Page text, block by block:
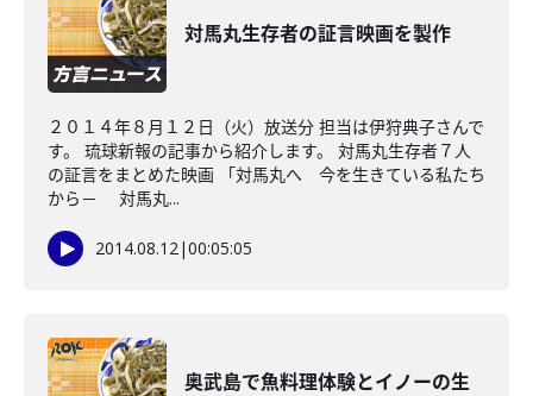
対馬丸生存者の証言映画を製作
２０１４年８月１２日（火）放送分 担当は伊狩典子さんで
す。 琉球新報の記事から紹介します。 対馬丸生存者７人
の証言をまとめた映画 「対馬丸へ 今を生きている私たち
から－ 対馬丸...
2014.08.12|00:05:05
奥武島で魚料理体験とイノーの生